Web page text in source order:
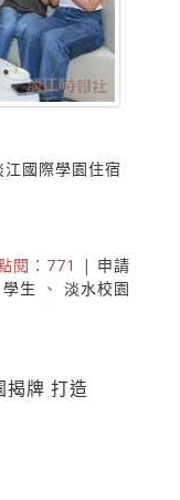
國際學園住宿
閱：771 | 申請
學生 、 淡水校園
揭牌 打造